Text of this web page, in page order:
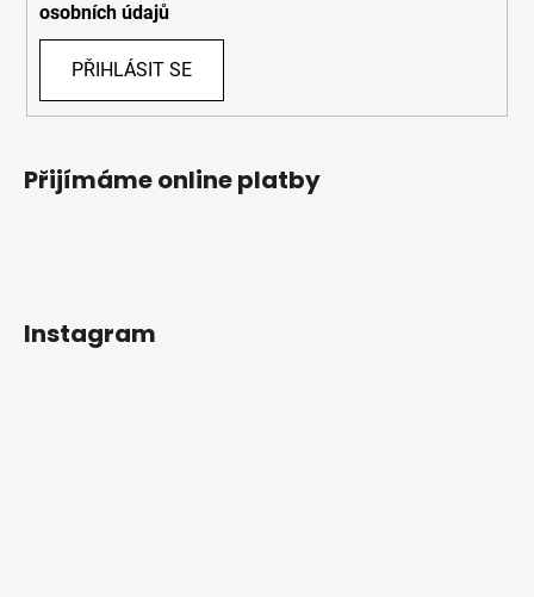
osobních údajů
PŘIHLÁSIT SE
Přijímáme online platby
Instagram